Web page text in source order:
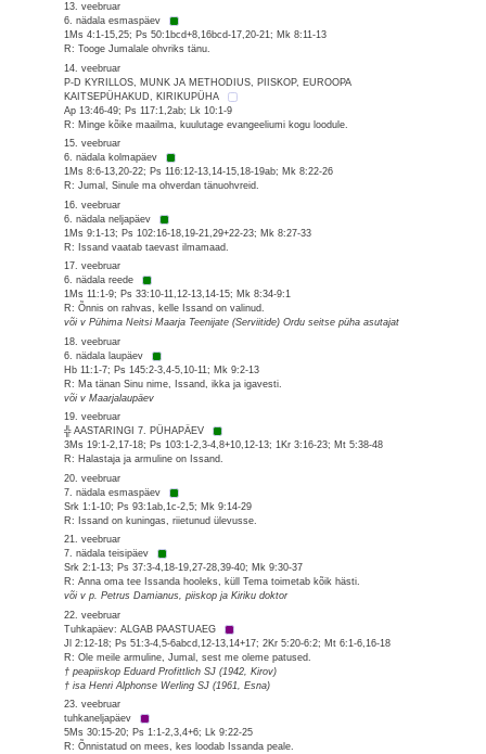
13. veebruar
6. nädala esmaspäev
1Ms 4:1-15,25; Ps 50:1bcd+8,16bcd-17,20-21; Mk 8:11-13
R: Tooge Jumalale ohvriks tänu.
14. veebruar
P-D KYRILLOS, MUNK JA METHODIUS, PIISKOP, EUROOPA
KAITSEPÜHAKUD, KIRIKUPÜHA
Ap 13:46-49; Ps 117:1,2ab; Lk 10:1-9
R: Minge kõike maailma, kuulutage evangeeliumi kogu loodule.
15. veebruar
6. nädala kolmapäev
1Ms 8:6-13,20-22; Ps 116:12-13,14-15,18-19ab; Mk 8:22-26
R: Jumal, Sinule ma ohverdan tänuohvreid.
16. veebruar
6. nädala neljapäev
1Ms 9:1-13; Ps 102:16-18,19-21,29+22-23; Mk 8:27-33
R: Issand vaatab taevast ilmamaad.
17. veebruar
6. nädala reede
1Ms 11:1-9; Ps 33:10-11,12-13,14-15; Mk 8:34-9:1
R: Õnnis on rahvas, kelle Issand on valinud.
või v Pühima Neitsi Maarja Teenijate (Serviitide) Ordu seitse püha asutajat
18. veebruar
6. nädala laupäev
Hb 11:1-7; Ps 145:2-3,4-5,10-11; Mk 9:2-13
R: Ma tänan Sinu nime, Issand, ikka ja igavesti.
või v Maarjalaupäev
19. veebruar
╬ AASTARINGI 7. PÜHAPÄEV
3Ms 19:1-2,17-18; Ps 103:1-2,3-4,8+10,12-13; 1Kr 3:16-23; Mt 5:38-48
R: Halastaja ja armuline on Issand.
20. veebruar
7. nädala esmaspäev
Srk 1:1-10; Ps 93:1ab,1c-2,5; Mk 9:14-29
R: Issand on kuningas, riietunud ülevusse.
21. veebruar
7. nädala teisipäev
Srk 2:1-13; Ps 37:3-4,18-19,27-28,39-40; Mk 9:30-37
R: Anna oma tee Issanda hooleks, küll Tema toimetab kõik hästi.
või v p. Petrus Damianus, piiskop ja Kiriku doktor
22. veebruar
Tuhkapäev: ALGAB PAASTUAEG
Jl 2:12-18; Ps 51:3-4,5-6abcd,12-13,14+17; 2Kr 5:20-6:2; Mt 6:1-6,16-18
R: Ole meile armuline, Jumal, sest me oleme patused.
† peapiiskop Eduard Profittlich SJ (1942, Kirov)
† isa Henri Alphonse Werling SJ (1961, Esna)
23. veebruar
tuhkaneljapäev
5Ms 30:15-20; Ps 1:1-2,3,4+6; Lk 9:22-25
R: Õnnistatud on mees, kes loodab Issanda peale.